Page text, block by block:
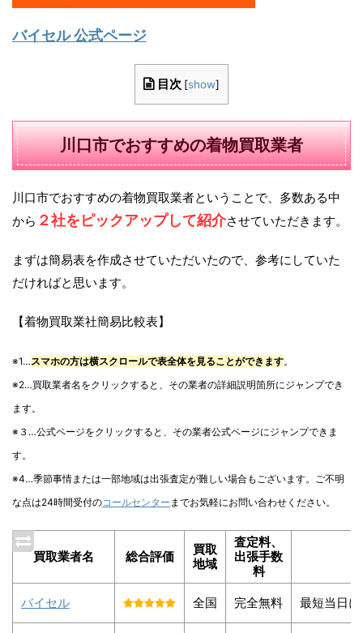
バイセル 公式ページ
目次 [show]
川口市でおすすめの着物買取業者
川口市でおすすめの着物買取業者ということで、多数ある中
から ２社をピックアップして紹介させていただきます。
まずは簡易表を作成させていただいたので、参考にしていた
だければと思います。
【着物買取業社簡易比較表】
※1… スマホの方は横スクロールで表全体を見ることができます。
※2…買取業者名をクリックすると、その業者の詳細説明箇所にジャンプでき
ます。
※３…公式ページをクリックすると、その業者公式ページにジャンプできま
す。
※4…季節事情または一部地域は出張査定が難しい場合もございます。ご不明
な点は24時間受付のコールセンター までお気軽にお問い合わせください。
買取業者名 総合評価
買取
地域
査定料、
出張手数
料
バイセル 全国 完全無料 最短当日